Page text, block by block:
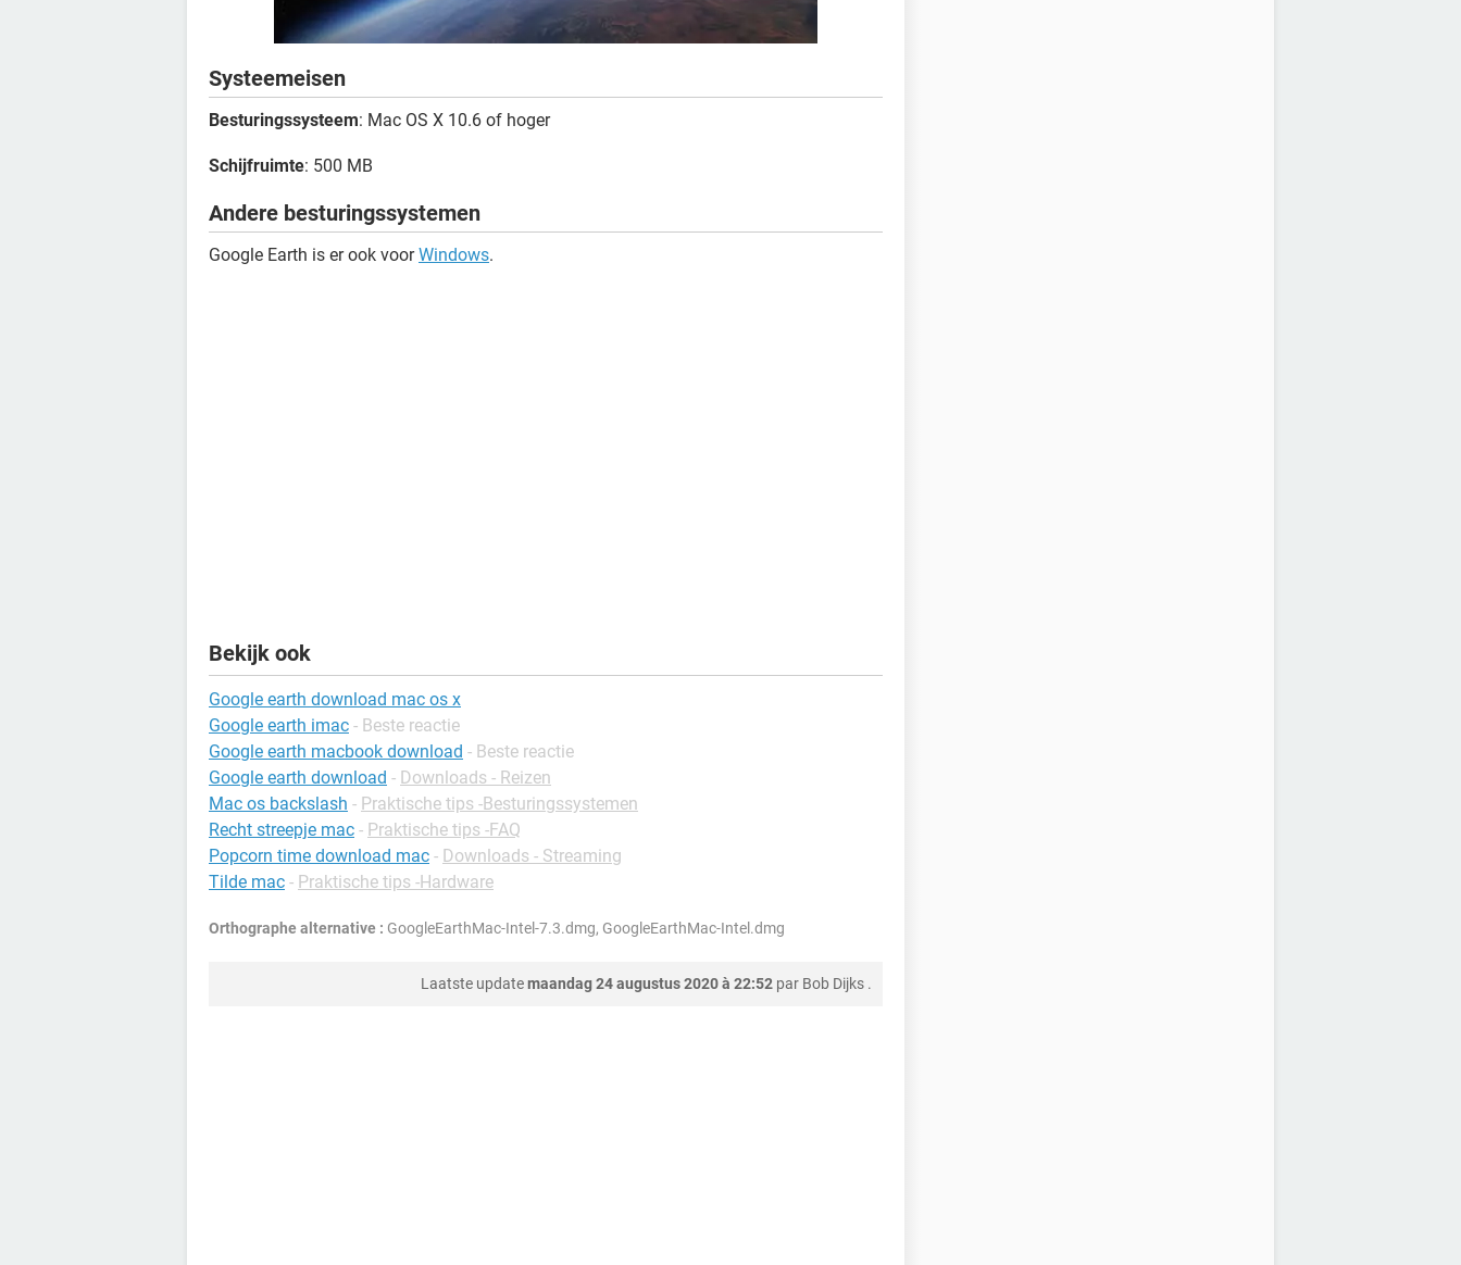
Systeemeisen
Besturingssysteem: Mac OS X 10.6 of hoger
Schijfruimte: 500 MB
Andere besturingssystemen
Google Earth is er ook voorWindows.
Bekijk ook
Google earth download mac os x
Google earth imac - Beste reactie
Google earth macbook download - Beste reactie
Google earth download - Downloads - Reizen
Mac os backslash - Praktische tips -Besturingssystemen
Recht streepje mac - Praktische tips -FAQ
Popcorn time download mac - Downloads - Streaming
Tilde mac - Praktische tips -Hardware
Orthographe alternative : GoogleEarthMac-Intel-7.3.dmg, GoogleEarthMac-Intel.dmg
Laatste updatemaandag 24 augustus 2020 à 22:52 par Bob Dijks .